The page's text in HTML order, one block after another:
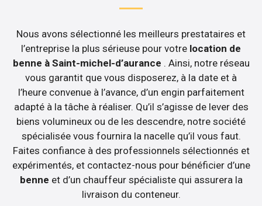
Nous avons sélectionné les meilleurs prestataires et
l’entreprise la plus sérieuse pour votre location de
benne à Saint-michel-d’aurance . Ainsi, notre réseau
vous garantit que vous disposerez, à la date et à
l’heure convenue à l’avance, d’un engin parfaitement
adapté à la tâche à réaliser. Qu’il s’agisse de lever des
biens volumineux ou de les descendre, notre société
spécialisée vous fournira la nacelle qu’il vous faut.
Faites confiance à des professionnels sélectionnés et
expérimentés, et contactez-nous pour bénéficier d’une
benne et d’un chauffeur spécialiste qui assurera la
livraison du conteneur.